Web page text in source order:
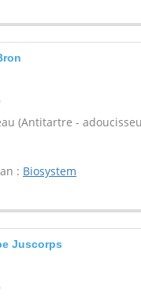
(Antitartre -
: Biosystem
Juscorps